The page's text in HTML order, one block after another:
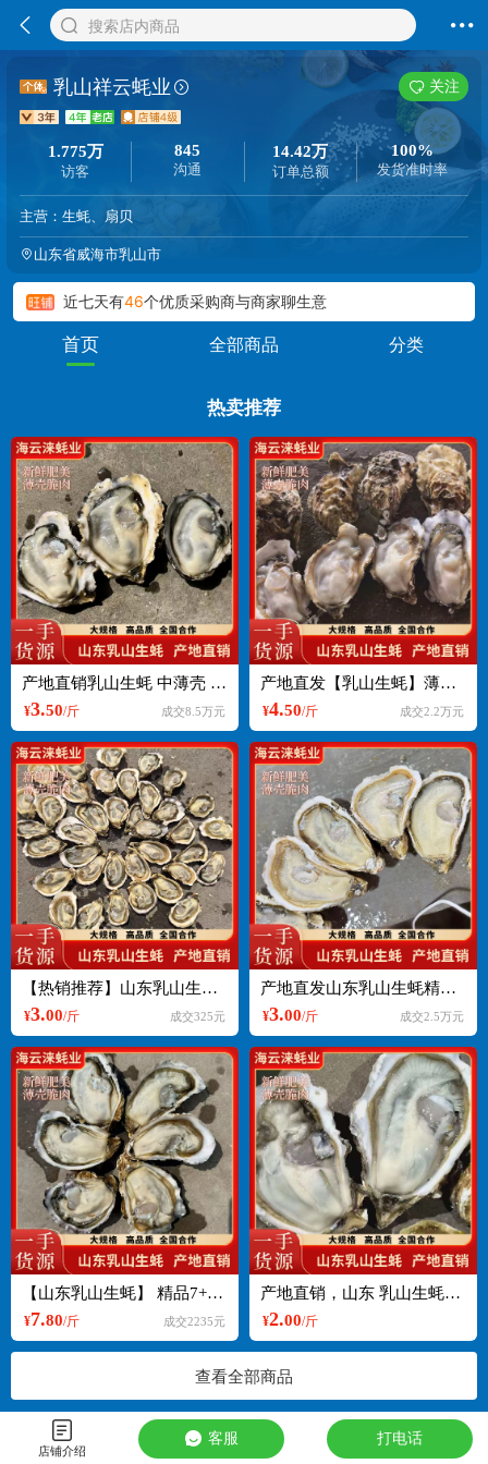
搜索店内商品
乳山祥云蚝业 关注
1.775万
访客
845
沟通
14.42万
订单总额
100%
发货准时率
主营：生蚝、扇贝
山东省威海市乳山市
今天广东采购*******
近期商家累计交易144219元
近七天有46个优质采购商与商家聊生意
首页 全部商品 分类
热卖推荐
产地直销乳山生蚝 中薄壳 三倍体流通上可接专车支持一件起批
¥3.50/斤 成交8.5万元
产地直发【乳山生蚝】薄壳精品三倍体 牡蛎 净化蚝支持一件起批
¥4.50/斤 成交2.2万元
【热销推荐】山东乳山生蚝流通精 牡蛎 纯三倍体薄壳
¥3.00/斤 成交325元
产地直发山东乳山生蚝精品 牡蛎 纯三倍体薄壳支持一件起批
¥3.00/斤 成交2.5万元
【山东乳山生蚝】 精品7+8+蚝王专卖 品质保证
¥7.80/斤 成交2235元
产地直销，山东 乳山生蚝肥豆豆 三倍体支持一件起批，欢迎咨询
¥2.00/斤
查看全部商品
店铺介绍
客服 打电话